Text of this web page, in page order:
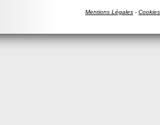
Mentions Légales - Cookies